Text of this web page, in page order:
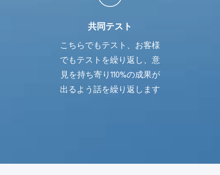
共同テスト
こちらでもテスト、お客様
でもテストを繰り返し、意
見を持ち寄り110%の成果が
出るよう話を繰り返します